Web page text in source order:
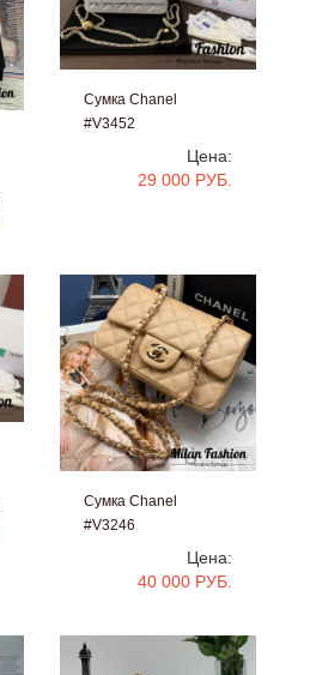
Сумка Chanel
#V3452
Цена:
29 000 РУБ.
Сумка Chanel
#V3246
Цена:
40 000 РУБ.